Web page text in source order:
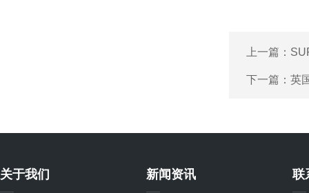
上一篇：
下一篇： 英
关于我们 新闻资讯 联